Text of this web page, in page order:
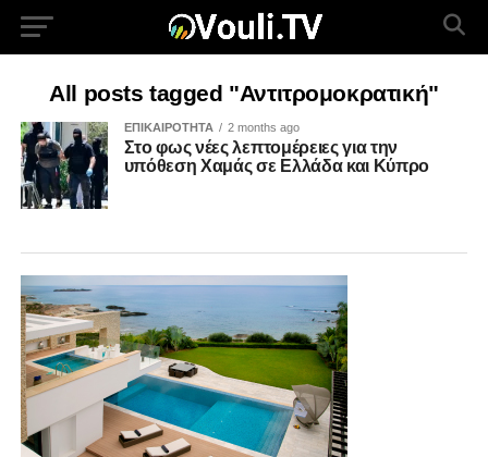
All posts tagged "Αντιτρομοκρατική"
ΕΠΙΚΑΙΡΟΤΗΤΑ 2 months ago
Στο φως νέες λεπτομέρειες για την
υπόθεση Χαμάς σε Ελλάδα και Κύπρο